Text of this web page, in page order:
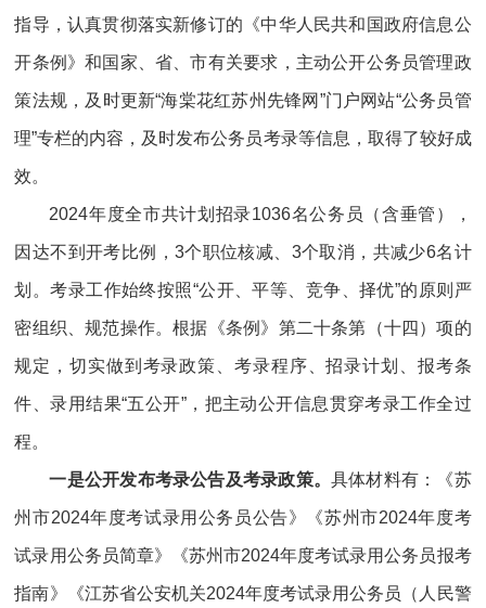
指导，认真贯彻落实新修订的《中华人民共和国政府信息公
开条例》和国家、省、市有关要求，主动公开公务员管理政
策法规，及时更新“海棠花红苏州先锋网”门户网站“公务员管
理”专栏的内容，及时发布公务员考录等信息，取得了较好成
效。
2024年度全市共计划招录1036名公务员（含垂管），
因达不到开考比例，3个职位核减、3个取消，共减少6名计
划。考录工作始终按照“公开、平等、竞争、择优”的原则严
密组织、规范操作。根据《条例》第二十条第（十四）项的
规定，切实做到考录政策、考录程序、招录计划、报考条
件、录用结果“五公开”，把主动公开信息贯穿考录工作全过
程。
一是公开发布考录公告及考录政策。 具体材料有：《苏
州市2024年度考试录用公务员公告》《苏州市2024年度考
试录用公务员简章》《苏州市2024年度考试录用公务员报考
指南》《江苏省公安机关2024年度考试录用公务员（人民警